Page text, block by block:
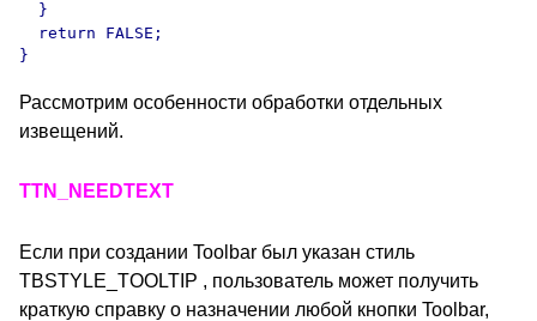
  }
  return FALSE;
Рассмотрим особенности обработки отдельных
извещений.
TTN_NEEDTEXT
Если при создании Toolbar был указан стиль
TBSTYLE_TOOLTIP , пользователь может получить
краткую справку о назначении любой кнопки Toolbar,